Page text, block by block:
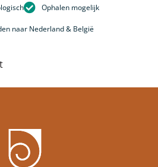
Ophalen mogelijk
naar Nederland & België